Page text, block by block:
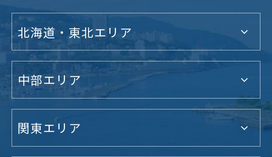
北海道・東北エリア
中部エリア
関東エリア